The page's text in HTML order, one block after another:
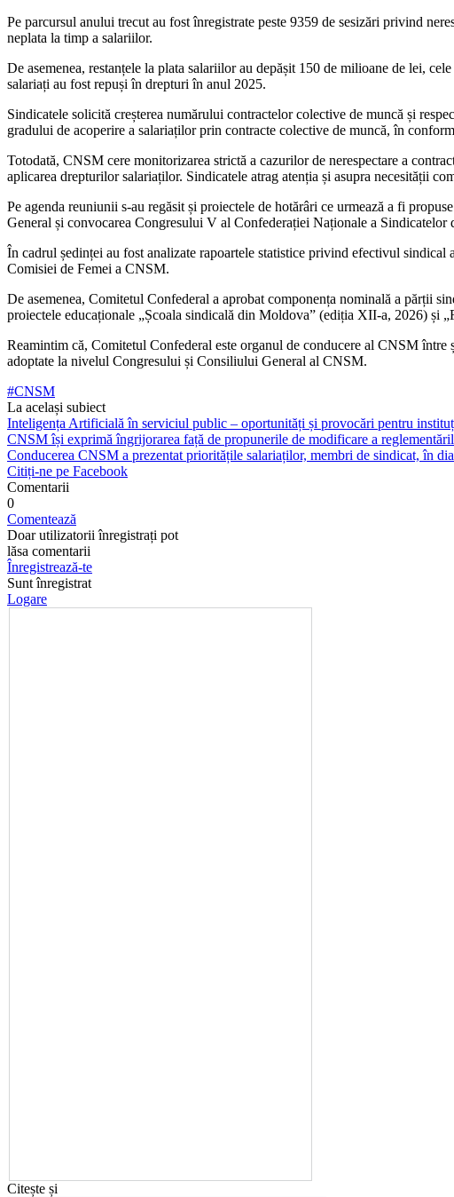
Pe parcursul anului trecut au fost înregistrate peste 9359 de sesizări privind
neplata la timp a salariilor.
De asemenea, restanțele la plata salariilor au depășit 150 de milioane de lei,
salariați au fost repuși în drepturi în anul 2025.
Sindicatele solicită creșterea numărului contractelor colective de muncă și
gradului de acoperire a salariaților prin contracte colective de muncă, în
Totodată, CNSM cere monitorizarea strictă a cazurilor de nerespectare a
aplicarea drepturilor salariaților. Sindicatele atrag atenția și asupra necesității
Pe agenda reuniunii s-au regăsit și proiectele de hotărâri ce urmează a fi
General și convocarea Congresului V al Confederației Naționale a Sindicatelor
În cadrul ședinței au fost analizate rapoartele statistice privind efectivul
Comisiei de Femei a CNSM.
De asemenea, Comitetul Confederal a aprobat componența nominală a părții
proiectele educaționale „Școala sindicală din Moldova” (ediția XII-a, 2026) și
Reamintim că, Comitetul Confederal este organul de conducere al CNSM
adoptate la nivelul Congresului și Consiliului General al CNSM.
#CNSM
La același subiect
Inteligența Artificială în serviciul public – oportunități și provocări pentru
CNSM își exprimă îngrijorarea față de propunerile de modificare a
Conducerea CNSM a prezentat prioritățile salariaților, membri de sindicat, în
Citiți-ne pe Facebook
Comentarii
0
Comentează
Doar utilizatorii înregistrați pot
lăsa comentarii
Înregistrează-te
Sunt înregistrat
Logare
Citește și